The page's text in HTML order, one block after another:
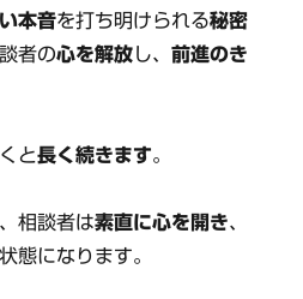
本音を打ち明けられる秘密
者の心を解放し、前進のき
と長く続きます。
相談者は素直に心を開き、
状態になります。